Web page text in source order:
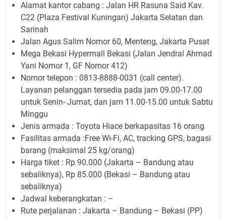
Alamat kantor cabang : Jalan HR Rasuna Said Kav.
C22 (Plaza Festival Kuningan) Jakarta Selatan dan
Sarinah
Jalan Agus Salim Nomor 60, Menteng, Jakarta Pusat
Mega Bekasi Hypermall Bekasi (Jalan Jendral Ahmad
Yani Nomor 1, GF Nomor 412)
Nomor telepon : 0813-8888-0031 (call center).
Layanan pelanggan tersedia pada jam 09.00-17.00
untuk Senin- Jumat, dan jam 11.00-15.00 untuk Sabtu
Minggu
Jenis armada : Toyota Hiace berkapasitas 16 orang
Fasilitas armada :Free Wi-Fi, AC, tracking GPS, bagasi
barang (maksimal 25 kg/orang)
Harga tiket : Rp 90.000 (Jakarta – Bandung atau
sebaliknya), Rp 85.000 (Bekasi – Bandung atau
sebaliknya)
Jadwal keberangkatan : –
Rute perjalanan : Jakarta – Bandung – Bekasi (PP)